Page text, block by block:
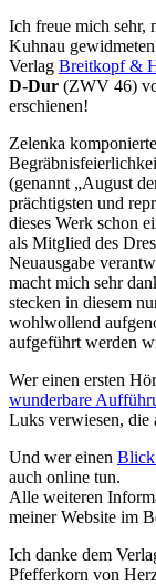
Ich freue mich sehr,
Kuhnau
Verlag Breitkopf &
D-Dur (ZWV 46)
erschienen!
Zelenka
(genannt „August
prächtigsten und
dieses Werk schon
als Mitglied des
Neuausgabe
macht mich sehr
stecken in diesem
wohlwollend
aufgeführt werden
Wer einen ersten
wunderbare
Luks verwiesen, die
Und wer einen Blick
auch online tun.
Alle weiteren
meiner Website im
Ich danke dem
Pfefferkorn von